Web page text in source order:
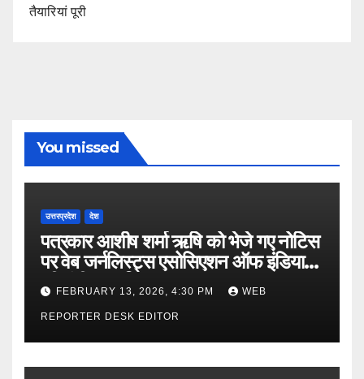
तैयारियां पूरी
You missed
उत्तरप्रदेश देश
पत्रकार आशीष शर्मा ऋषि को भेजे गए नोटिस
पर वेब जर्नलिस्ट्स एसोसिएशन ऑफ इंडिया
की गंभीर आपत्ति
FEBRUARY 13, 2026, 4:30 PM WEB
REPORTER DESK EDITOR